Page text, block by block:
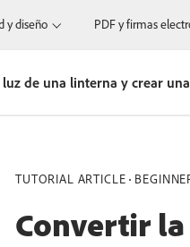
y diseño PDF y firmas
de una linterna y crear
TUTORIAL ARTICLE
Convertir